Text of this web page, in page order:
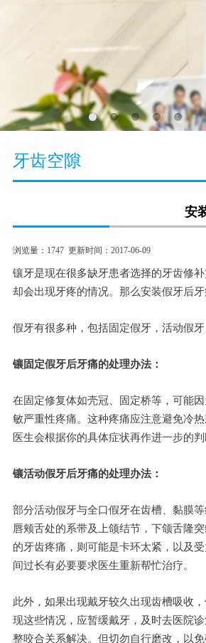
牙齿空隙
安
浏览量： 1747更新时间：2017-06-09
镶牙是现在很多缺牙患者选择的牙齿修
却会出现牙疼的情况。那么安装假牙后
假牙有很多种，包括固定假牙，活动假
镶固定假牙后牙痛的处理办法：
在固定修复体如壳冠、固定桥等，可能
敏严重性疼痛。这种疼痛应注意避免冷
医生会根据你的具体症状再作进一步的判
镶活动假牙后牙痛的处理办法：
部分活动假牙与全口假牙在齿槽、黏膜
唇颊舌处的系带及上颌结节，下颌舌隆
的牙齿疼痛，则可能是卡环太紧，以及
间过长有必要要求医生重新帮忙治疗。
此外，如果出现戴牙较久出现齿槽吸收
现这些情况，应暂缓戴牙，及时去医院
整咬合关系解决。但切勿自行磨改，以免